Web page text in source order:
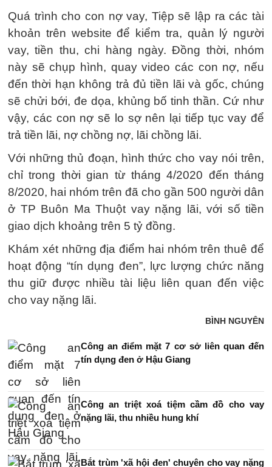
Quá trình cho con nợ vay, Tiệp sẽ lập ra các tài
khoản trên website để kiểm tra, quản lý người
vay, tiền thu, chi hàng ngày. Đồng thời, nhóm
này sẽ chụp hình, quay video các con nợ, nếu
đến thời hạn không trả đủ tiền lãi và gốc, chúng
sẽ chửi bới, đe dọa, khủng bố tinh thần. Cứ như
vậy, các con nợ sẽ lo sợ nên lại tiếp tục vay để
trả tiền lãi, nợ chồng nợ, lãi chồng lãi.
Với những thủ đoạn, hình thức cho vay nói trên,
chỉ trong thời gian từ tháng 4/2020 đến tháng
8/2020, hai nhóm trên đã cho gần 500 người dân
ở TP Buôn Ma Thuột vay nặng lãi, với số tiền
giao dịch khoảng trên 5 tỷ đồng.
Khám xét những địa điểm hai nhóm trên thuê để
hoạt động “tín dụng đen”, lực lượng chức năng
thu giữ được nhiều tài liệu liên quan đến việc
cho vay nặng lãi.
BÌNH NGUYÊN
Công an điểm mặt 7 cơ sở liên quan đến
tín dụng đen ở Hậu Giang
Công an triệt xoá tiệm cầm đồ cho vay
nặng lãi, thu nhiều hung khí
Bắt trùm 'xã hội đen' chuyên cho vay nặng